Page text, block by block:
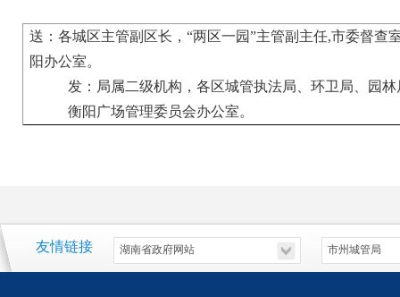
送：各城区主管副区长，“两区一园”主管副主任,市委督查
阳办公室。
发：局属二级机构，各区城管执法局、环卫局、园
衡阳广场管理委员会办公室。
友情链接